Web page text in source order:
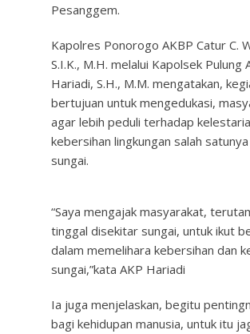
Pesanggem.
Kapolres Ponorogo AKBP Catur C.
S.I.K., M.H. melalui Kapolsek Pulung
Hariadi, S.H., M.M. mengatakan,
bertujuan untuk mengedukasi,
agar lebih peduli terhadap
kebersihan lingkungan salah
sungai.
“Saya mengajak masyarakat,
tinggal disekitar sungai, untuk ikut
dalam memelihara kebersihan dan
sungai,”kata AKP Hariadi
Ia juga menjelaskan, begitu
bagi kehidupan manusia, untuk itu